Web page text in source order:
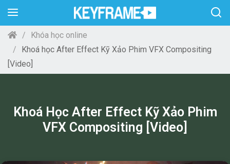
Khóa học online
Khoá học After Effect Kỹ Xảo Phim VFX Compositing
[Video]
Khoá Học After Effect Kỹ Xảo Phim
VFX Compositing [Video]